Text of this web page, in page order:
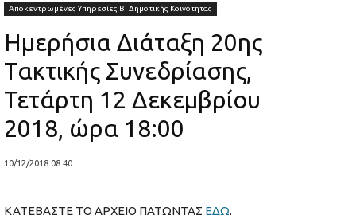
Αποκεντρωμένες Υπηρεσίες Β' Δημοτικής Κοινότητας
Ημερήσια Διάταξη 20ης
Τακτικής Συνεδρίασης,
Τετάρτη 12 Δεκεμβρίου
2018, ώρα 18:00
10/12/2018 08:40
ΚΑΤΕΒΑΣΤΕ ΤΟ ΑΡΧΕΙΟ ΠΑΤΩΝΤΑΣ ΕΔΩ.